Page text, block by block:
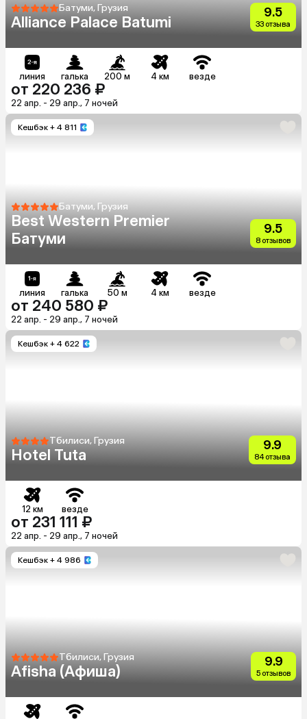
Батуми, Грузия
Alliance Palace Batumi
9.5
33 отзыва
линия галька 200 м 4 км везде
от 220 236 ₽
22 апр. - 29 апр., 7 ночей
Кешбэк + 4 811
Батуми, Грузия
Best Western Premier
Батуми
9.5
8 отзывов
линия галька 50 м 4 км везде
от 240 580 ₽
22 апр. - 29 апр., 7 ночей
Кешбэк + 4 622
Тбилиси, Грузия
Hotel Tuta
9.9
84 отзыва
12 км везде
от 231 111 ₽
22 апр. - 29 апр., 7 ночей
Кешбэк + 4 986
Тбилиси, Грузия
Afisha (Афиша)
9.9
5 отзывов